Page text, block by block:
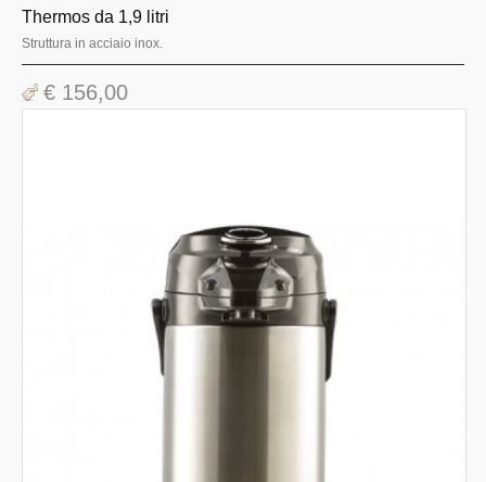
Thermos da 1,9 litri
Struttura in acciaio inox.
€ 156,00